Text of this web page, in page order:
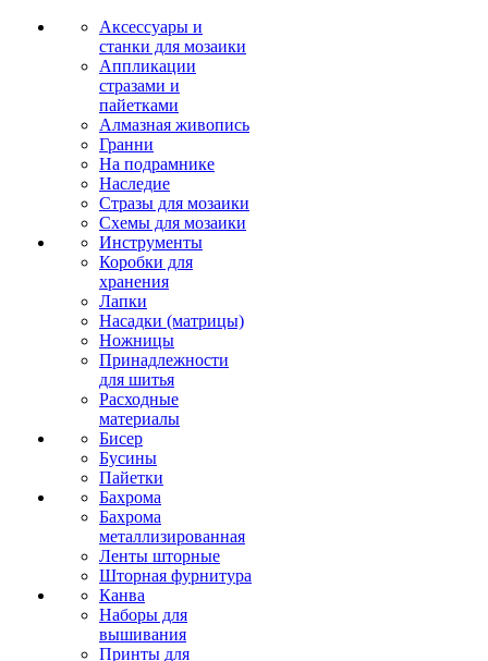
Аксессуары и
станки для мозаики
Аппликации
стразами и
пайетками
Алмазная живопись
Гранни
На подрамнике
Наследие
Стразы для мозаики
Схемы для мозаики
Инструменты
Коробки для
хранения
Лапки
Насадки (матрицы)
Ножницы
Принадлежности
для шитья
Расходные
материалы
Бисер
Бусины
Пайетки
Бахрома
Бахрома
металлизированная
Ленты шторные
Шторная фурнитура
Канва
Наборы для
вышивания
Принты для